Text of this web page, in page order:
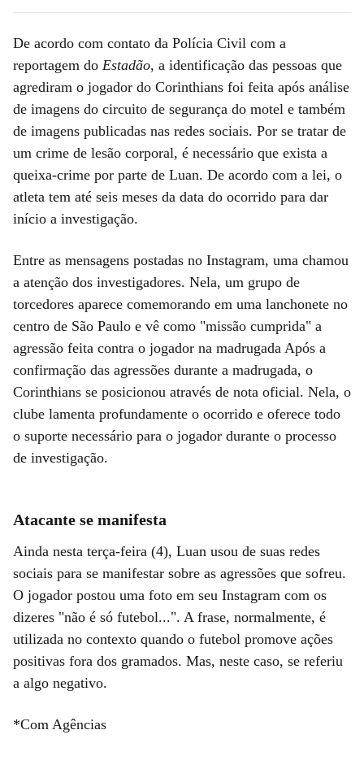
De acordo com contato da Polícia Civil com a
reportagem do Estadão, a identificação das pessoas que
agrediram o jogador do Corinthians foi feita após análise
de imagens do circuito de segurança do motel e também
de imagens publicadas nas redes sociais. Por se tratar de
um crime de lesão corporal, é necessário que exista a
queixa-crime por parte de Luan. De acordo com a lei, o
atleta tem até seis meses da data do ocorrido para dar
início a investigação.
Entre as mensagens postadas no Instagram, uma chamou
a atenção dos investigadores. Nela, um grupo de
torcedores aparece comemorando em uma lanchonete no
centro de São Paulo e vê como "missão cumprida" a
agressão feita contra o jogador na madrugada Após a
confirmação das agressões durante a madrugada, o
Corinthians se posicionou através de nota oficial. Nela, o
clube lamenta profundamente o ocorrido e oferece todo
o suporte necessário para o jogador durante o processo
de investigação.
Atacante se manifesta
Ainda nesta terça-feira (4), Luan usou de suas redes
sociais para se manifestar sobre as agressões que sofreu.
O jogador postou uma foto em seu Instagram com os
dizeres "não é só futebol...". A frase, normalmente, é
utilizada no contexto quando o futebol promove ações
positivas fora dos gramados. Mas, neste caso, se referiu
a algo negativo.
*Com Agências